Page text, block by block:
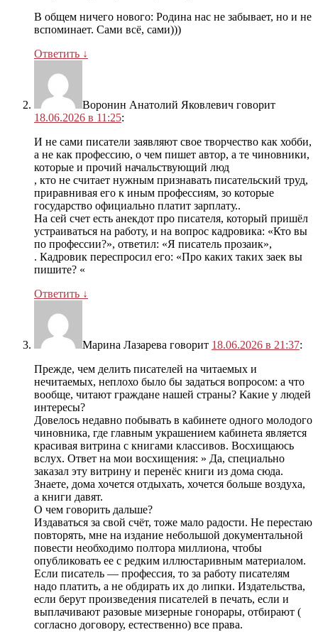
В общем ничего нового: Родина нас не забывает, но и не
вспоминает. Сами всё, сами)))
Ответить ↓
Воронин Анатолий Яковлевич говорит
18.06.2026 в 11:25:
И не сами писатели заявляют свое творчество как хобби,
а не как профессию, о чем пишет автор, а те чиновники,
которые и прочий начальствующий люд
, кто не считает нужным признавать писательский труд,
приравнивая его к иным профессиям, зо которые
государство официально платит зарплату..
На сей счет есть анекдот про писателя, который пришёл
устраиваться на работу, и на вопрос кадровика: «Кто вы
по профессии?», ответил: «Я писатель прозаик»,
. Кадровик переспросил его: «Про каких таких заек вы
пишите? «
Ответить ↓
Марина Лазарева говорит 18.06.2026 в 21:37:
Прежде, чем делить писателей на читаемых и
нечитаемых, неплохо было бы задаться вопросом: а что
вообще, читают граждане нашей страны? Какие у людей
интересы?
Довелось недавно побывать в кабинете одного молодого
чиновника, где главным украшением кабинета является
красивая витрина с книгами классивов. Восхищаюсь
вслух. Ответ на мои восхищения: » Да, специально
заказал эту витрину и перенёс книги из дома сюда.
Знаете, дома хочется отдыхать, хочется больше воздуха,
а книги давят.
О чем говорить дальше?
Издаваться за свой счёт, тоже мало радости. Не перестаю
повторять, мне на издание небольшой документальной
повести необходимо полтора миллиона, чтобы
опубликовать ее с редким иллюстаривным материалом.
Если писатель — профессия, то за работу писателям
надо платить, а не обдирать их до липки. Издательства,
если берут произведения писателей в печать, если и
выплачивают разовые мизерные гонорары, отбирают (
согласно договору, естественно) все права.